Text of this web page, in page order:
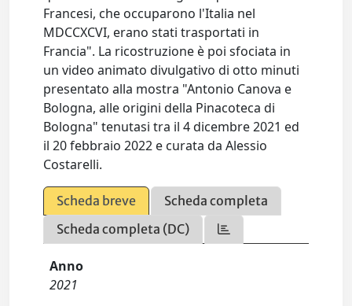
Francesi, che occuparono l'Italia nel
MDCCXCVI, erano stati trasportati in
Francia". La ricostruzione è poi sfociata in
un video animato divulgativo di otto minuti
presentato alla mostra "Antonio Canova e
Bologna, alle origini della Pinacoteca di
Bologna" tenutasi tra il 4 dicembre 2021 ed
il 20 febbraio 2022 e curata da Alessio
Costarelli.
Scheda breve
Scheda completa
Scheda completa (DC)
Anno
2021